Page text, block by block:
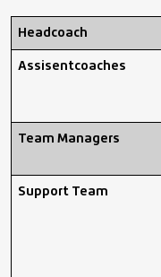
Onder 18 – meiden
Headcoach
Assisentcoaches
Team Managers
Support Team